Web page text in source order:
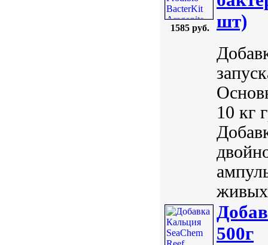
1585 руб.
шт)
10 кг
живых
500г